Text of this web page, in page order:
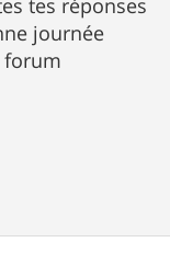
tes réponses
journée
forum